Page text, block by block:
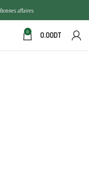
Bonnes affaires
0 0.00DT